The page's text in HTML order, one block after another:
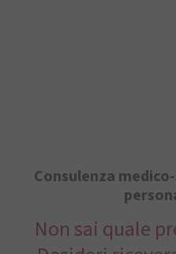
Consulenza
Non sai quale